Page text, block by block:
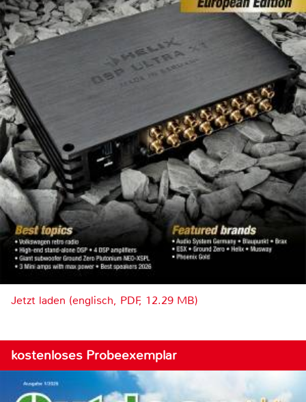
Jetzt laden (englisch, PDF, 12.29 MB)
kostenloses Probeexemplar